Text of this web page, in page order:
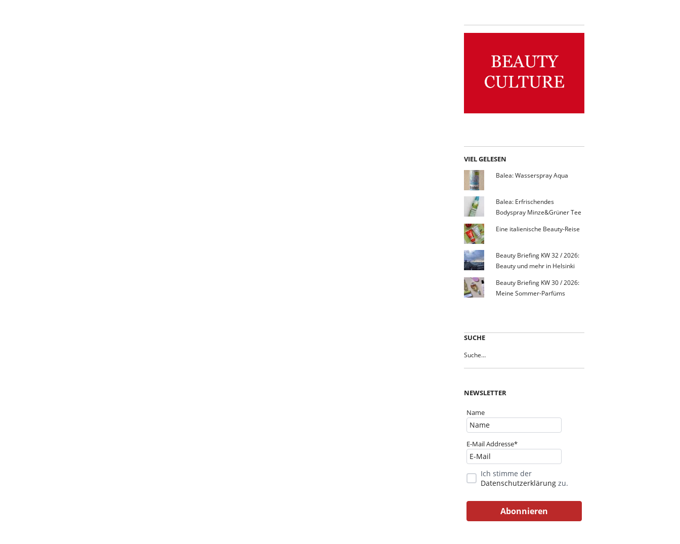
VIEL GELESEN
Balea: Wasserspray Aqua
Balea: Erfrischendes
Bodyspray Minze&Grüner Tee
Eine italienische Beauty-Reise
Beauty Briefing KW 32 / 2026:
Beauty und mehr in Helsinki
Beauty Briefing KW 30 / 2026:
Meine Sommer-Parfüms
SUCHE
NEWSLETTER
Name
E-Mail Addresse*
Ich stimme der
Datenschutzerklärung zu.